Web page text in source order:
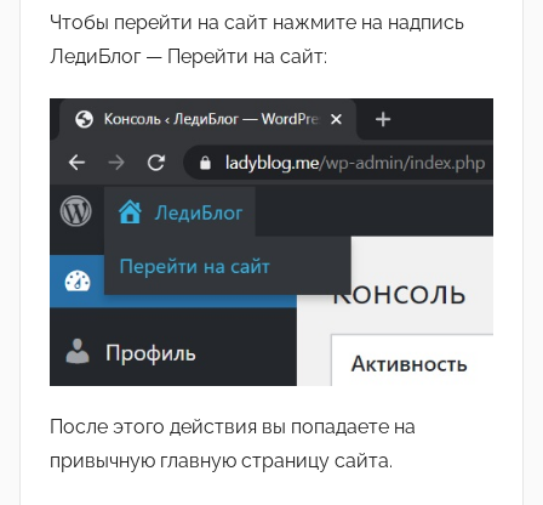
Чтобы перейти на сайт нажмите на надпись
ЛедиБлог — Перейти на сайт:
После этого действия вы попадаете на
привычную главную страницу сайта.